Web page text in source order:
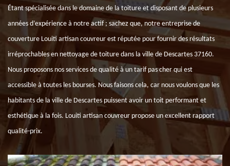
Étant spécialisée dans le domaine de la toiture et disposant de plusieurs
années d’expérience à notre actif ; sachez que, notre entreprise de
couverture Louiti artisan couvreur est réputée pour fournir des résultats
irréprochables en nettoyage de toiture dans la ville de Descartes 37160.
Nous proposons nos services de qualité à un tarif pas cher qui est
accessible à toutes les bourses. Nous faisons cela, car nous voulons que les
habitants de la ville de Descartes puissent avoir un toit performant et
esthétique à la fois. Louiti artisan couvreur propose un excellent rapport
qualité-prix.